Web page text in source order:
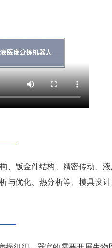
、钣金件结构、精密传动、
与优化、热分析等、模具设